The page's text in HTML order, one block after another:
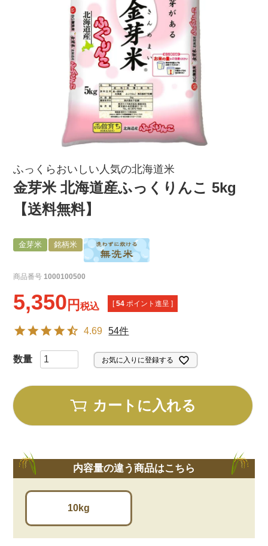
ふっくらおいしい人気の北海道米
金芽米 北海道産ふっくりんこ 5kg
【送料無料】
金芽米 銘柄米
商品番号 1000100500
5,350 税込 [ 54 ポイント進呈 ]
4.69 54件
お気に入りに登録する
カートに入れる
内容量の違う商品はこちら
10kg